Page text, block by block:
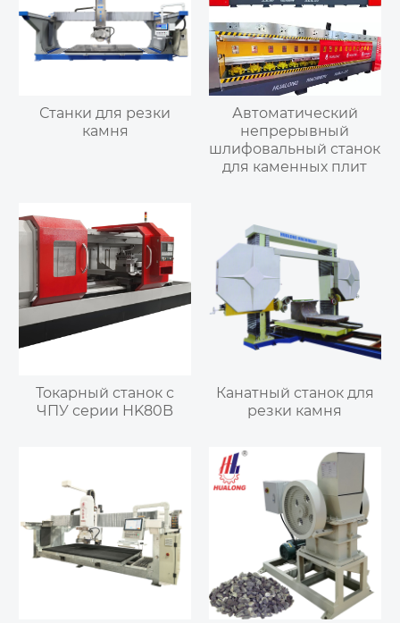
Станки для резки
камня
Автоматический
непрерывный
шлифовальный станок
для каменных плит
Токарный станок с
ЧПУ серии HK80B
Канатный станок для
резки камня